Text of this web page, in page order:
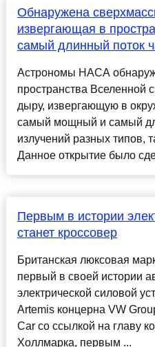
Обнаружена
извергающая в
самый длинный поток
Астрономы НАСА
пространства Вселенной
дыру, извергающую в
самый мощный и самый
излучений разных типов,
Данное открытие было
Первым в истории
станет кроссовер
Британская люксовая
первый в своей истории
электрической силовой
Artemis концерна VW
Car со ссылкой на главу
Холлмарка, первым ...